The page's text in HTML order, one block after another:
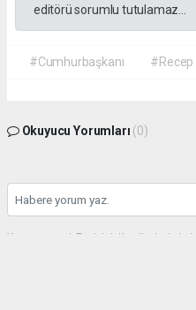
editörü sorumlu tutulamaz...
#Cumhurbaşkanı #Recep
Okuyucu Yorumları (0)
Yorum yazarak Topluluk Kuralları’nı